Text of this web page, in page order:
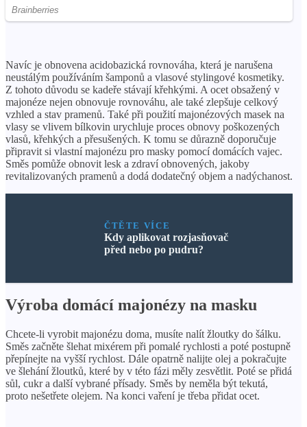
Navíc je obnovena acidobazická rovnováha, která je narušena
neustálým používáním šamponů a vlasové stylingové kosmetiky.
Z tohoto důvodu se kadeře stávají křehkými. A ocet obsažený v
majonéze nejen obnovuje rovnováhu, ale také zlepšuje celkový
vzhled a stav pramenů. Také při použití majonézových masek na
vlasy se vlivem bílkovin urychluje proces obnovy poškozených
vlasů, křehkých a přesušených. K tomu se důrazně doporučuje
připravit si vlastní majonézu pro masky pomocí domácích vajec.
Směs pomůže obnovit lesk a zdraví obnovených, jakoby
revitalizovaných pramenů a dodá dodatečný objem a nadýchanost.
ČTĚTE VÍCE
Kdy aplikovat rozjasňovač
před nebo po pudru?
Výroba domácí majonézy na masku
Chcete-li vyrobit majonézu doma, musíte nalít žloutky do šálku.
Směs začněte šlehat mixérem při pomalé rychlosti a poté postupně
přepínejte na vyšší rychlost. Dále opatrně nalijte olej a pokračujte
ve šlehání žloutků, které by v této fázi měly zesvětlit. Poté se přidá
sůl, cukr a další vybrané přísady. Směs by neměla být tekutá,
proto nešetřete olejem. Na konci vaření je třeba přidat ocet.